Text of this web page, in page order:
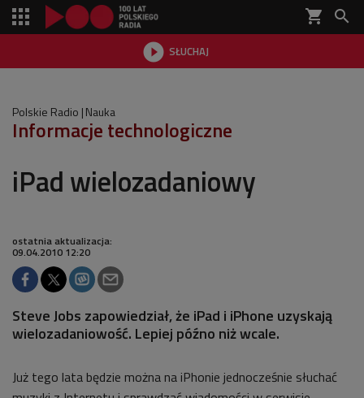
shopping_cart 
 SŁUCHAJ

Polskie Radio Nauka
Informacje technologiczne
iPad wielozadaniowy
ostatnia aktualizacja:
09.04.2010 12:20
Steve Jobs zapowiedział, że iPad i iPhone uzyskają
wielozadaniowość. Lepiej późno niż wcale.
Już tego lata będzie można na iPhonie jednocześnie słuchać